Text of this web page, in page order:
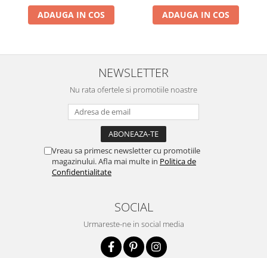
ADAUGA IN COS ADAUGA IN COS
NEWSLETTER
Nu rata ofertele si promotiile noastre
Vreau sa primesc newsletter cu promotiile
magazinului. Afla mai multe in Politica de
Confidentialitate
SOCIAL
Urmareste-ne in social media